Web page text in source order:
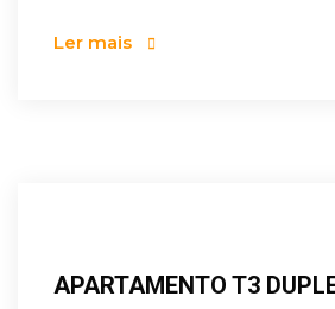
Ler mais
APARTAMENTO T3